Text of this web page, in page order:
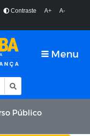
Contraste A+
A-
Menu
Público